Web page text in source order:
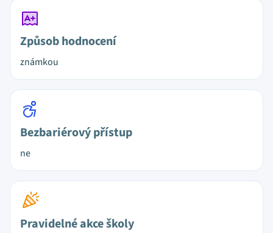
Způsob hodnocení
známkou
Bezbariérový přístup
ne
Pravidelné akce školy